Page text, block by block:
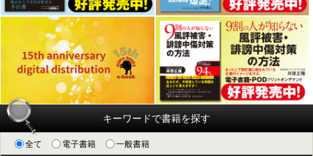
キーワードで書籍を探す
全て 電子書籍 一般書籍